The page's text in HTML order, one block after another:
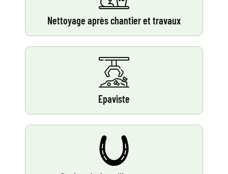
Nettoyage après chantier et travaux
Epaviste